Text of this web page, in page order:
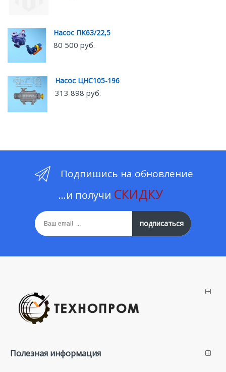
Насос ПК63/22,5
80 500 руб.
Насос ЦНС105-196
313 898 руб.
Подпишись на обновление
...и получи СКИДКУ
подписаться
Полезная информация